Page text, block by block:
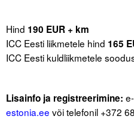
Hind 190 EUR + km
ICC Eesti liikmetele hind 165
ICC Eesti kuldliikmetele
Lisainfo ja registreerimine:
estonia.ee või telefonil +372